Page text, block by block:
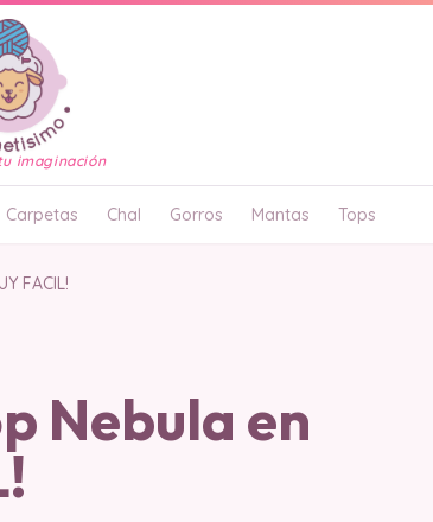
imaginación
Carpetas Chal Gorros Mantas Tops
FACIL!
Nebula en